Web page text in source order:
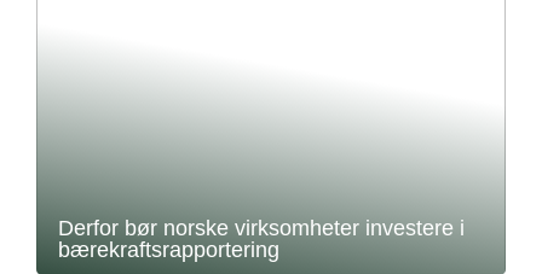
Derfor bør norske virksomheter investere i
bærekraftsrapportering